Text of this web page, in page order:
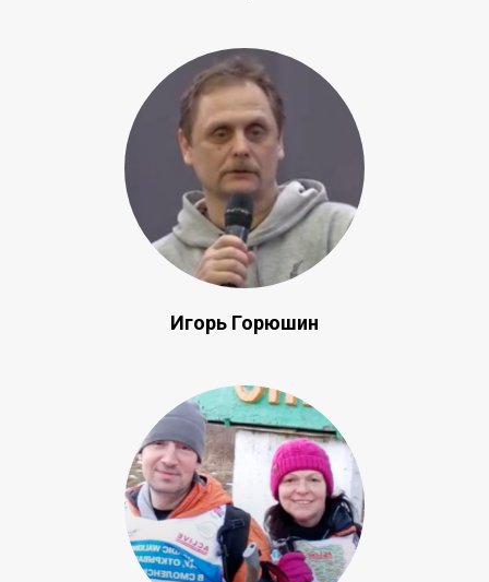
Игорь Горюшин